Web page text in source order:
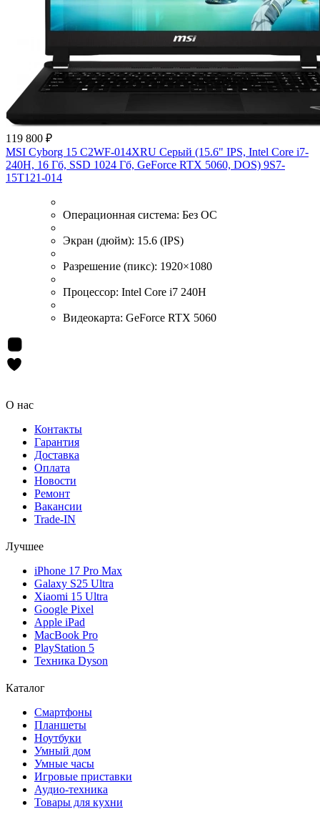
119 800 ₽
MSI Cyborg 15 C2WF-014XRU Серый (15.6" IPS, Intel Core i7-
240H, 16 Гб, SSD 1024 Гб, GeForce RTX 5060, DOS) 9S7-
15T121-014
Операционная система: Без ОС
Экран (дюйм): 15.6 (IPS)
Разрешение (пикс): 1920×1080
Процессор: Intel Core i7 240H
Видеокарта: GeForce RTX 5060
О нас
Контакты
Гарантия
Доставка
Оплата
Новости
Ремонт
Вакансии
Trade-IN
Лучшее
iPhone 17 Pro Max
Galaxy S25 Ultra
Xiaomi 15 Ultra
Google Pixel
Apple iPad
MacBook Pro
PlayStation 5
Техника Dyson
Каталог
Смартфоны
Планшеты
Ноутбуки
Умный дом
Умные часы
Игровые приставки
Аудио-техника
Товары для кухни